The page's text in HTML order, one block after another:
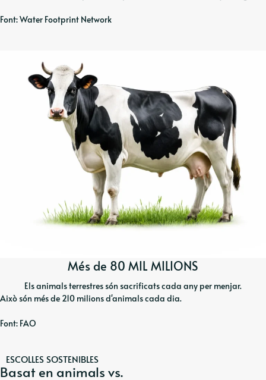
Font: Water Footprint Network
Més de 80 MIL MILIONS
Els animals terrestres són sacrificats cada any per menjar.
Això són més de 210 milions d'animals cada dia.
Font: FAO
ESCOLLES SOSTENIBLES
Basat en animals vs.